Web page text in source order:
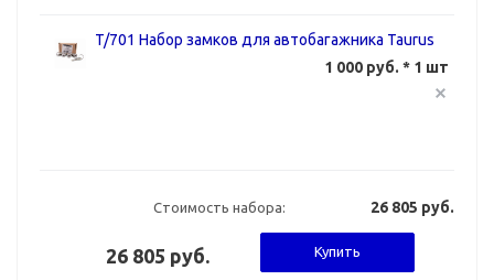
T/701 Набор замков для автобагажника Taurus
1 000 руб. * 1 шт
Стоимость набора: 26 805 руб.
26 805 руб. Купить